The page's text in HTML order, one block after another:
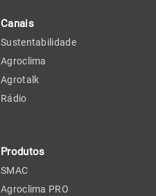
Canais
Sustentabilidade
Agroclima
Agrotalk
Rádio
Produtos
SMAC
Agroclima PRO